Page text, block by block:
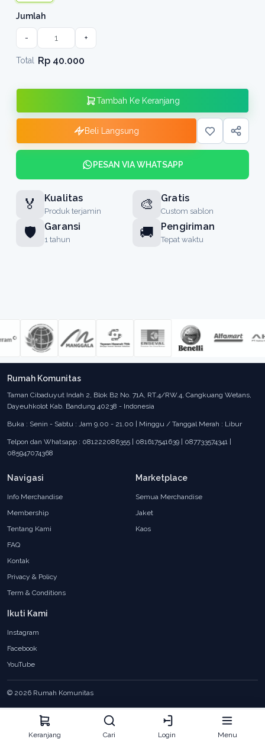
Jumlah
- +
Total Rp 40.000
Tambah Ke Keranjang
Beli Langsung
PESAN VIA WHATSAPP
🏅 Kualitas
Produk terjamin 🎨 Gratis
Custom sablon
🛡️ Garansi
1 tahun 🚚 Pengiriman
Tepat waktu
Rumah Komunitas
Taman Cibaduyut Indah 2, Blok B2 No. 71A, RT.4/RW.4, Cangkuang Wetans,
Dayeuhkolot Kab. Bandung 40238 - Indonesia
Buka : Senin - Sabtu : Jam 9.00 - 21.00 | Minggu / Tanggal Merah : Libur
Telpon dan Whatsapp : 081222086355 | 081617541639 | 087733574341 |
085947074368
Navigasi
Info Merchandise
Membership
Tentang Kami
FAQ
Kontak
Privacy & Policy
Term & Conditions
Marketplace
Semua Merchandise
Jaket
Kaos
Ikuti Kami
Instagram
Facebook
YouTube
© 2026 Rumah Komunitas
Keranjang Cari Login Menu